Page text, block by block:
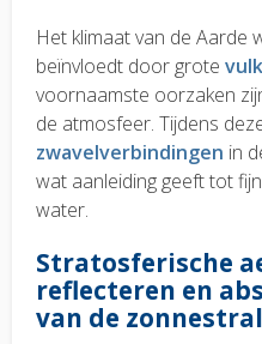
Het klimaat van de Aarde
beïnvloedt door grote
voornaamste oorzaken
de atmosfeer. Tijdens
zwavelverbindingen in
wat aanleiding geeft tot
water.
Stratosferische
reflecteren en
van de